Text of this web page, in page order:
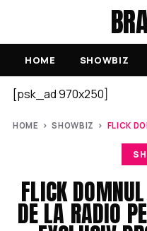
HOME SHOWBIZ
[psk_ad 970x250]
HOME ›SHOWBIZ › FLICK
FLICK
DE LA RADIO